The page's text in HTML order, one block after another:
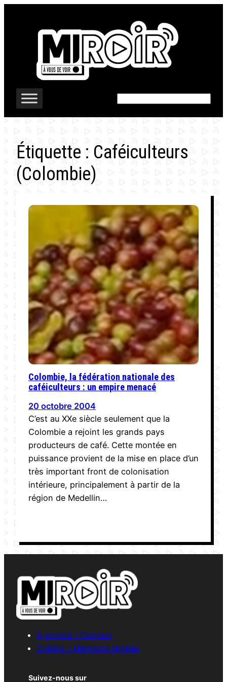
Étiquette : Caféiculteurs
(Colombie)
Colombie, la fédération nationale des
caféiculteurs : un empire menacé
20 octobre 2004
C’est au XXe siècle seulement que la
Colombie a rejoint les grands pays
producteurs de café. Cette montée en
puissance provient de la mise en place d’un
très important front de colonisation
intérieure, principalement à partir de la
région de Medellin…
À propos / Contact
Crédits / Mentions légales
Suivez-nous sur